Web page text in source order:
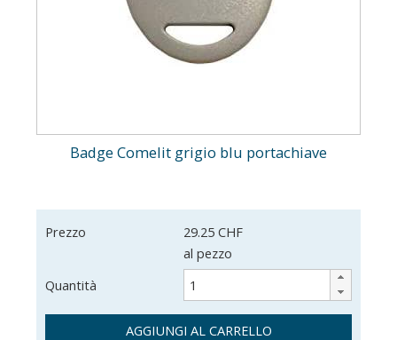
Badge Comelit grigio blu portachiave
Prezzo
29.25 CHF
al pezzo
Quantità
AGGIUNGI AL CARRELLO